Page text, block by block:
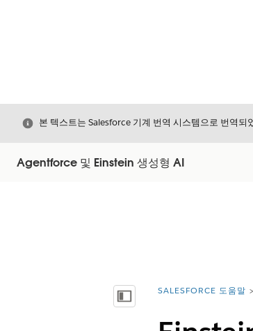
닫기본 텍스트는 Salesforce 기계 번역 시스템으로 번역되
Agentforce 및 Einstein 생성형 AI
목차 표시 위치:
SALESFORCE 도움말